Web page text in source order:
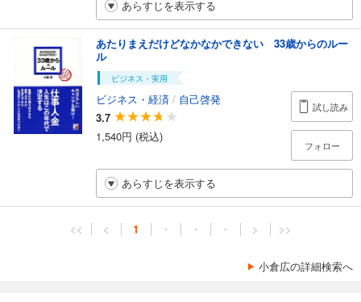
あらすじを表示する
あたりまえだけどなかなかできない 33歳からのルー
ル
ビジネス・実用
ビジネス・経済 / 自己啓発
3.7
1,540円 (税込)
試し読み
フォロー
あらすじを表示する
<< < 1 ・ ・ ・ > >>
小倉広の詳細検索へ